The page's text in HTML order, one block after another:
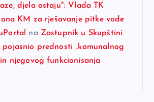
djela ostaju": Vlada TK
KM za rješavanje pitke vode
na Zastupnik u Skupštini
pojasnio prednosti „komunalnog
njegovog funkcionisanja